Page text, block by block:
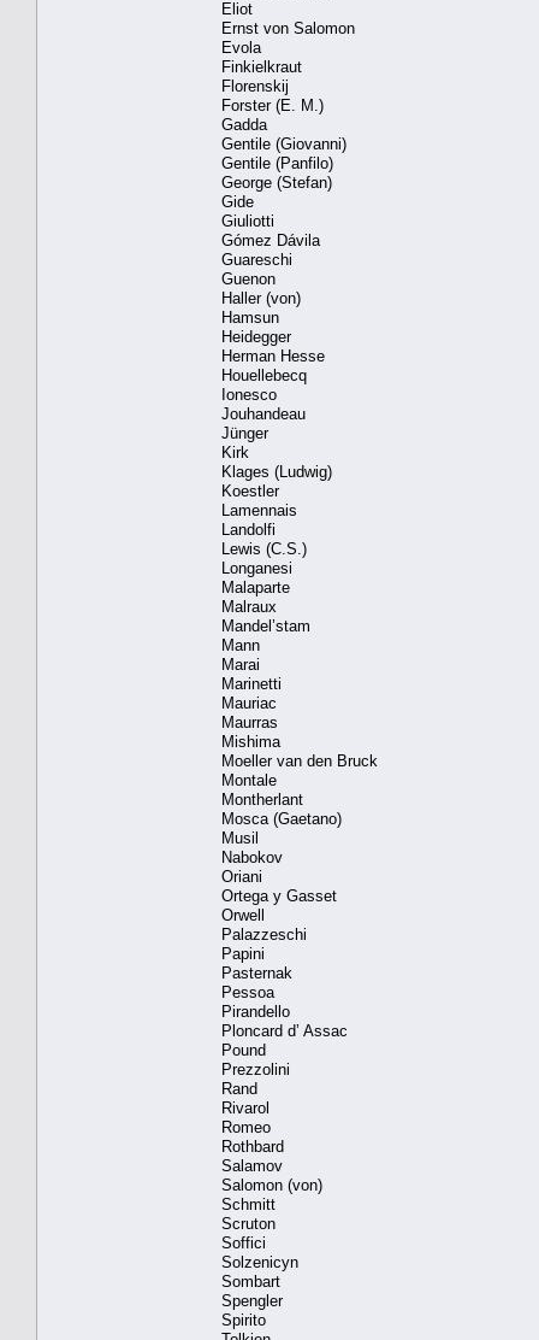
Eliot
Ernst von Salomon
Evola
Finkielkraut
Florenskij
Forster (E. M.)
Gadda
Gentile (Giovanni)
Gentile (Panfilo)
George (Stefan)
Gide
Giuliotti
Gómez Dávila
Guareschi
Guenon
Haller (von)
Hamsun
Heidegger
Herman Hesse
Houellebecq
Ionesco
Jouhandeau
Jünger
Kirk
Klages (Ludwig)
Koestler
Lamennais
Landolfi
Lewis (C.S.)
Longanesi
Malaparte
Malraux
Mandel’stam
Mann
Marai
Marinetti
Mauriac
Maurras
Mishima
Moeller van den Bruck
Montale
Montherlant
Mosca (Gaetano)
Musil
Nabokov
Oriani
Ortega y Gasset
Orwell
Palazzeschi
Papini
Pasternak
Pessoa
Pirandello
Ploncard d’ Assac
Pound
Prezzolini
Rand
Rivarol
Romeo
Rothbard
Salamov
Salomon (von)
Schmitt
Scruton
Soffici
Solzenicyn
Sombart
Spengler
Spirito